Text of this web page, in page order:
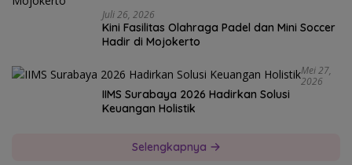
Juli 26, 2026
Kini Fasilitas Olahraga Padel dan Mini Soccer
Hadir di Mojokerto
Mei 27,
2026
IIMS Surabaya 2026 Hadirkan Solusi
Keuangan Holistik
Selengkapnya